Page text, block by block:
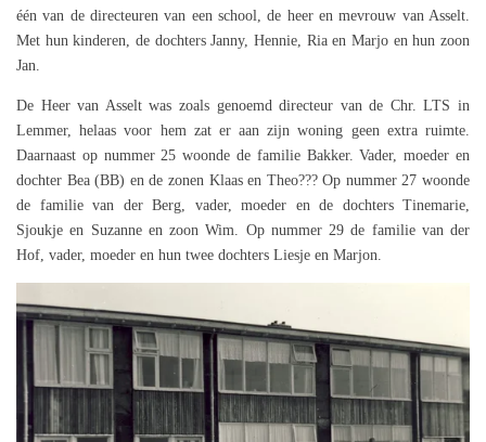
één van de directeuren van een school, de heer en mevrouw van Asselt.
Met hun kinderen, de dochters Janny, Hennie, Ria en Marjo en hun zoon
Jan.
De Heer van Asselt was zoals genoemd directeur van de Chr. LTS in
Lemmer, helaas voor hem zat er aan zijn woning geen extra ruimte.
Daarnaast op nummer 25 woonde de familie Bakker. Vader, moeder en
dochter Bea (BB) en de zonen Klaas en Theo??? Op nummer 27 woonde
de familie van der Berg, vader, moeder en de dochters Tinemarie,
Sjoukje en Suzanne en zoon Wim. Op nummer 29 de familie van der
Hof, vader, moeder en hun twee dochters Liesje en Marjon.